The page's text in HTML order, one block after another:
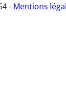
- Mentions